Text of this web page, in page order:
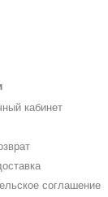
уровень
веществ
кабинет
соглашение